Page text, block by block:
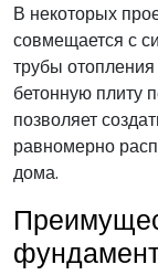
В некоторых
совмещается с
трубы
бетонную плиту
позволяет
равномерно
дома.